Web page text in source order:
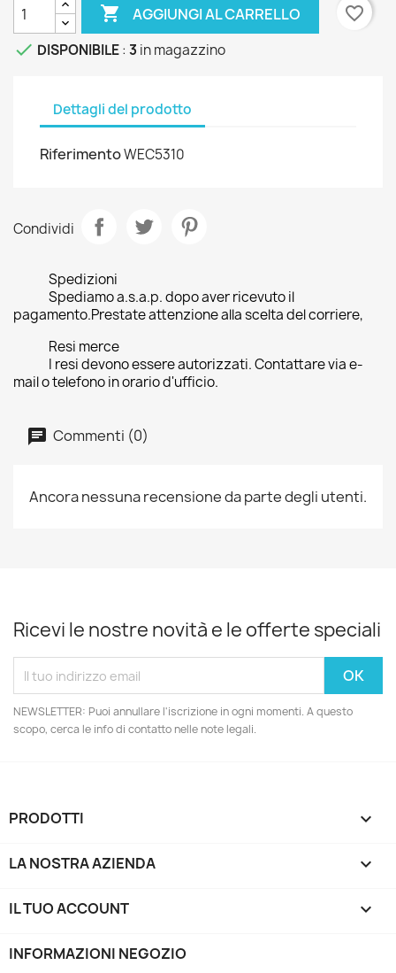
 AGGIUNGI AL CARRELLO
favorite_border
 DISPONIBILE: 3 in magazzino
Dettagli del prodotto
RiferimentoWEC5310
Condividi
Spedizioni
Spediamo a.s.a.p. dopo aver ricevuto il
pagamento.Prestate attenzione alla scelta del corriere,
Resi merce
I resi devono essere autorizzati. Contattare via e-
mail o telefono in orario d'ufficio.
Commenti (0)
Ancora nessuna recensione da parte degli utenti.
Ricevi le nostre novità e le offerte speciali
NEWSLETTER: Puoi annullare l'iscrizione in ogni momenti. A questo
scopo, cerca le info di contatto nelle note legali.
PRODOTTI 
LA NOSTRA AZIENDA 
IL TUO ACCOUNT 
INFORMAZIONI NEGOZIO